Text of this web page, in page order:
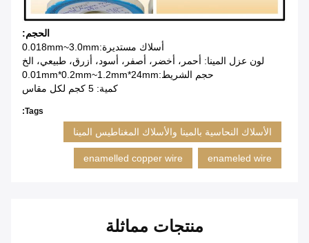
الحجم:
أسلاك مستديرة:0.018mm~3.0mm
لون عزل المينا: أحمر، أخضر، أصفر، أسود، أزرق، طبيعي، الخ
حجم الشريط:0.01mm*0.2mm~1.2mm*24mm
كمية: 5 كجم لكل مقاس
Tags:
الأسلاك النحاسية بالمينا والأسلاك المغناطيس المينا
enameled wire
enamelled copper wire
منتجات مماثلة